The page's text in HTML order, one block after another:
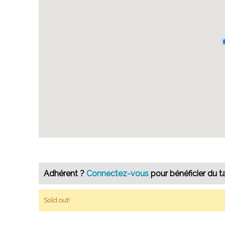
Adhérent ? Connectez-vous pour bénéficier du
Sold out!